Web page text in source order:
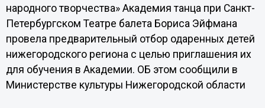
народного творчества» Академия танца при Санкт-
Петербургском Театре балета Бориса Эйфмана
провела предварительный отбор одаренных детей
нижегородского региона с целью приглашения их
для обучения в Академии. ОБ этом сообщили в
Министерстве культуры Нижегородской области